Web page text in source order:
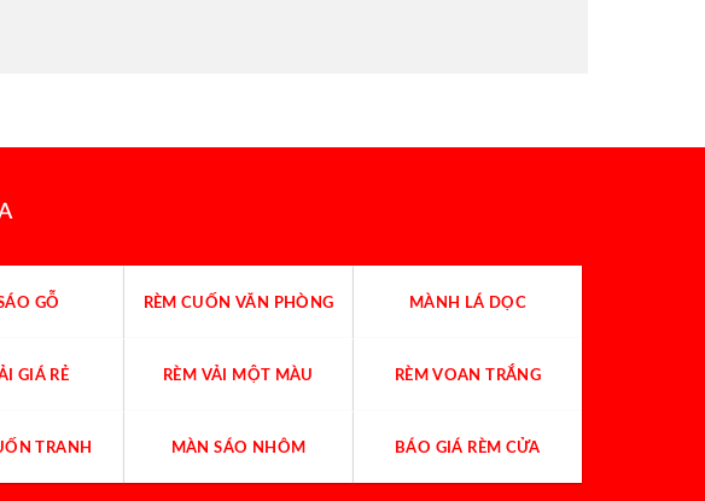
GỖ RÈM CUỐN VĂN PHÒNG MÀNH LÁ DỌC
GIÁ RẺ RÈM VẢI MỘT MÀU RÈM VOAN TRẮNG
TRANH MÀN SÁO NHÔM BÁO GIÁ RÈM CỬA